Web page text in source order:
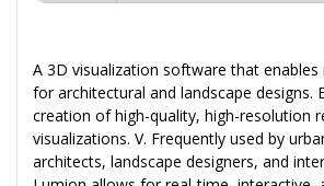
A 3D visualization software that
for architectural and landscape designs.
creation of high-quality, high-resolution
visualizations. V. Frequently used by
architects, landscape designers, and